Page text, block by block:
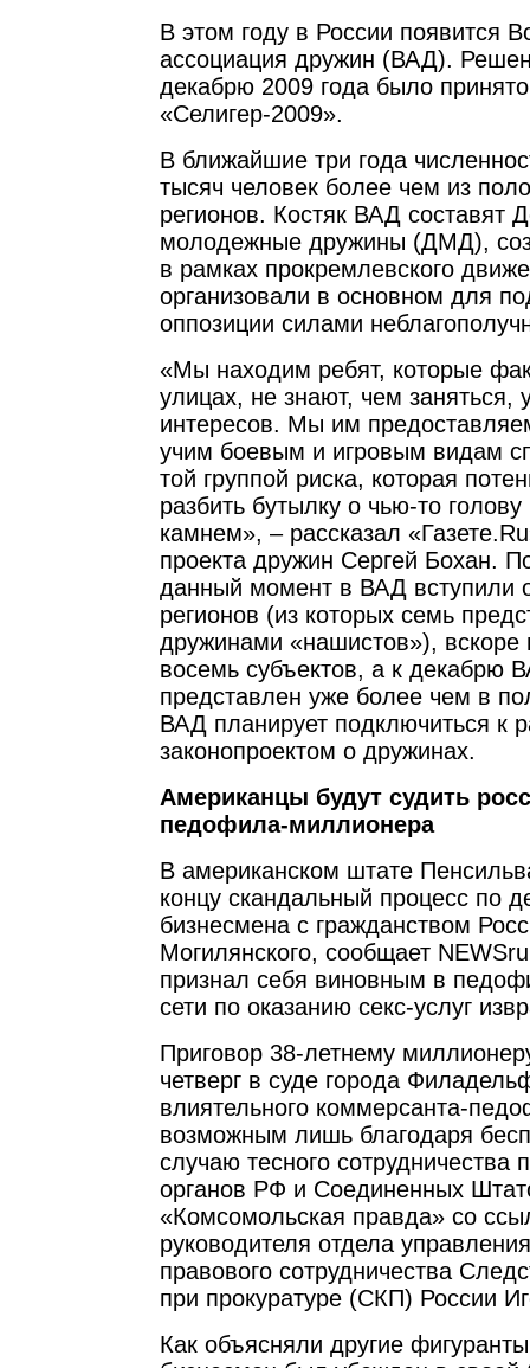
В этом году в России появится
ассоциация дружин (ВАД).
декабрю 2009 года было
«Селигер-2009».
В ближайшие три года
тысяч человек более чем из
регионов. Костяк ВАД составят
молодежные дружины (ДМД),
в рамках прокремлевского
организовали в основном для
оппозиции силами
«Мы находим ребят, которые
улицах, не знают, чем заняться,
интересов. Мы им
учим боевым и игровым видам
той группой риска, которая
разбить бутылку о чью-то
камнем», – рассказал
проекта дружин Сергей Бохан.
данный момент в ВАД вступили
регионов (из которых семь
дружинами «нашистов»), вскоре
восемь субъектов, а к декабрю
представлен уже более чем в
ВАД планирует подключиться к
законопроектом о дружинах.
Американцы будут судить
педофила-миллионера
В американском штате
концу скандальный процесс по
бизнесмена с гражданством
Могилянского, сообщает
признал себя виновным в
сети по оказанию секс-услуг
Приговор 38-летнему
четверг в суде города
влиятельного коммерсанта-
возможным лишь благодаря
случаю тесного сотрудничества
органов РФ и Соединенных
«Комсомольская правда» со
руководителя отдела
правового сотрудничества
при прокуратуре (СКП) России
Как объясняли другие